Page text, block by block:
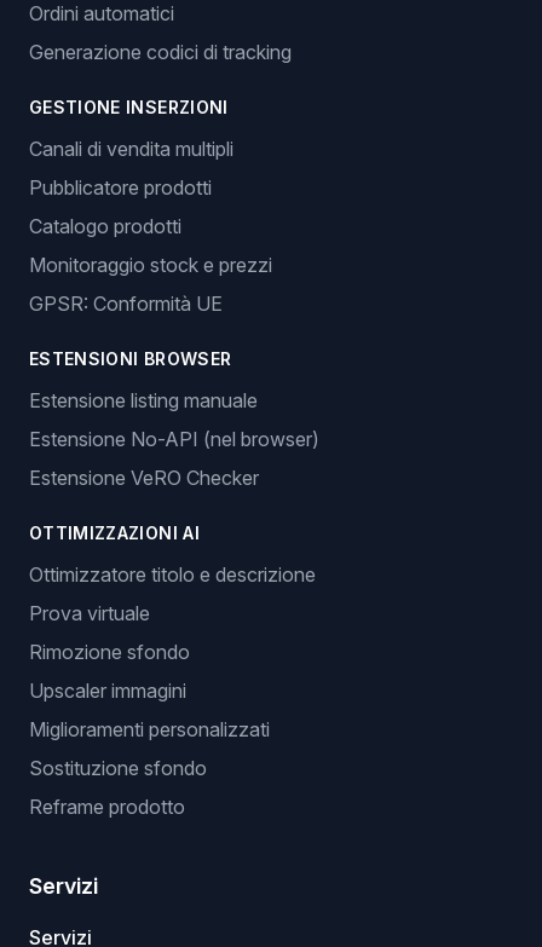
Ordini automatici
Generazione codici di tracking
GESTIONE INSERZIONI
Canali di vendita multipli
Pubblicatore prodotti
Catalogo prodotti
Monitoraggio stock e prezzi
GPSR: Conformità UE
ESTENSIONI BROWSER
Estensione listing manuale
Estensione No-API (nel browser)
Estensione VeRO Checker
OTTIMIZZAZIONI AI
Ottimizzatore titolo e descrizione
Prova virtuale
Rimozione sfondo
Upscaler immagini
Miglioramenti personalizzati
Sostituzione sfondo
Reframe prodotto
Servizi
Servizi